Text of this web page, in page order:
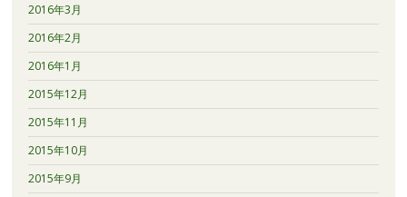
2016年3月
2016年2月
2016年1月
2015年12月
2015年11月
2015年10月
2015年9月